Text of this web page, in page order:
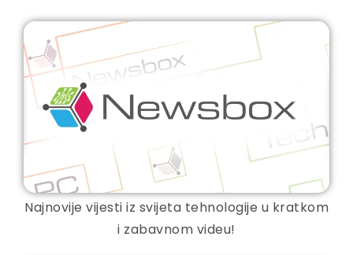
Najnovije vijesti iz svijeta tehnologije u kratkom
i zabavnom videu!